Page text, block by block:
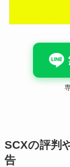
SCXの評判
告